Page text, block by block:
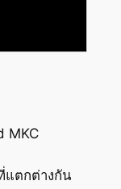
MKC
แตกต่างกัน